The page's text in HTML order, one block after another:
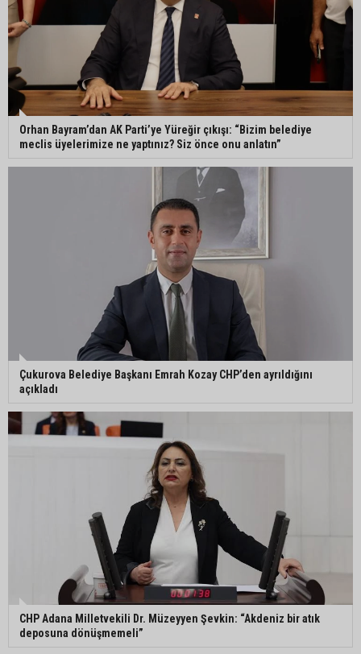
Belediye binasına girmek isteyen servisçilere
biber gazlı müdahale
Orhan Bayram’dan AK Parti’ye Yüreğir çıkışı: “Bizim belediye
meclis üyelerimize ne yaptınız? Siz önce onu anlatın”
Çukurova Belediye Başkanı Emrah Kozay CHP’den ayrıldığını
açıkladı
CHP Adana Milletvekili Dr. Müzeyyen Şevkin: “Akdeniz bir atık
deposuna dönüşmemeli”